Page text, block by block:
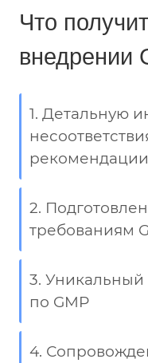
Что
внедрении
1. Детальную
2.
требованиям
3. Уникальный
по GMP
4.